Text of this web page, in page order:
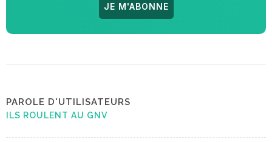
JE M'ABONNE
PAROLE D'UTILISATEURS
ILS ROULENT AU GNV